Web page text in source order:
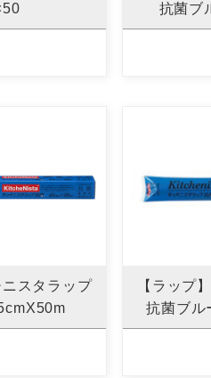
抗菌ブ
ニスタラップ
【ラップ
抗菌ブル